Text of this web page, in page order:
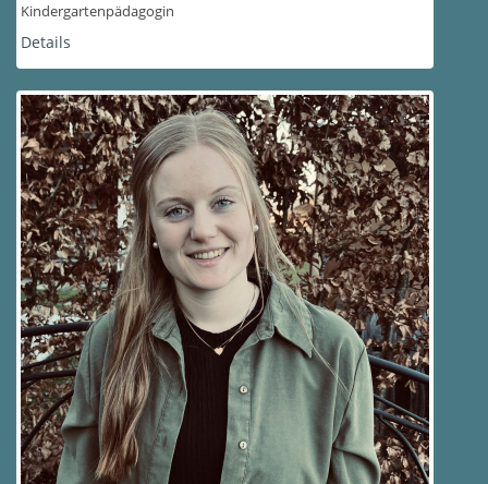
Kindergartenpädagogin
Details